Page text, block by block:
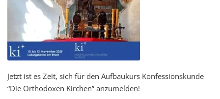
Jetzt ist es Zeit, sich für den Aufbaukurs Konfessionskunde
“Die Orthodoxen Kirchen” anzumelden!